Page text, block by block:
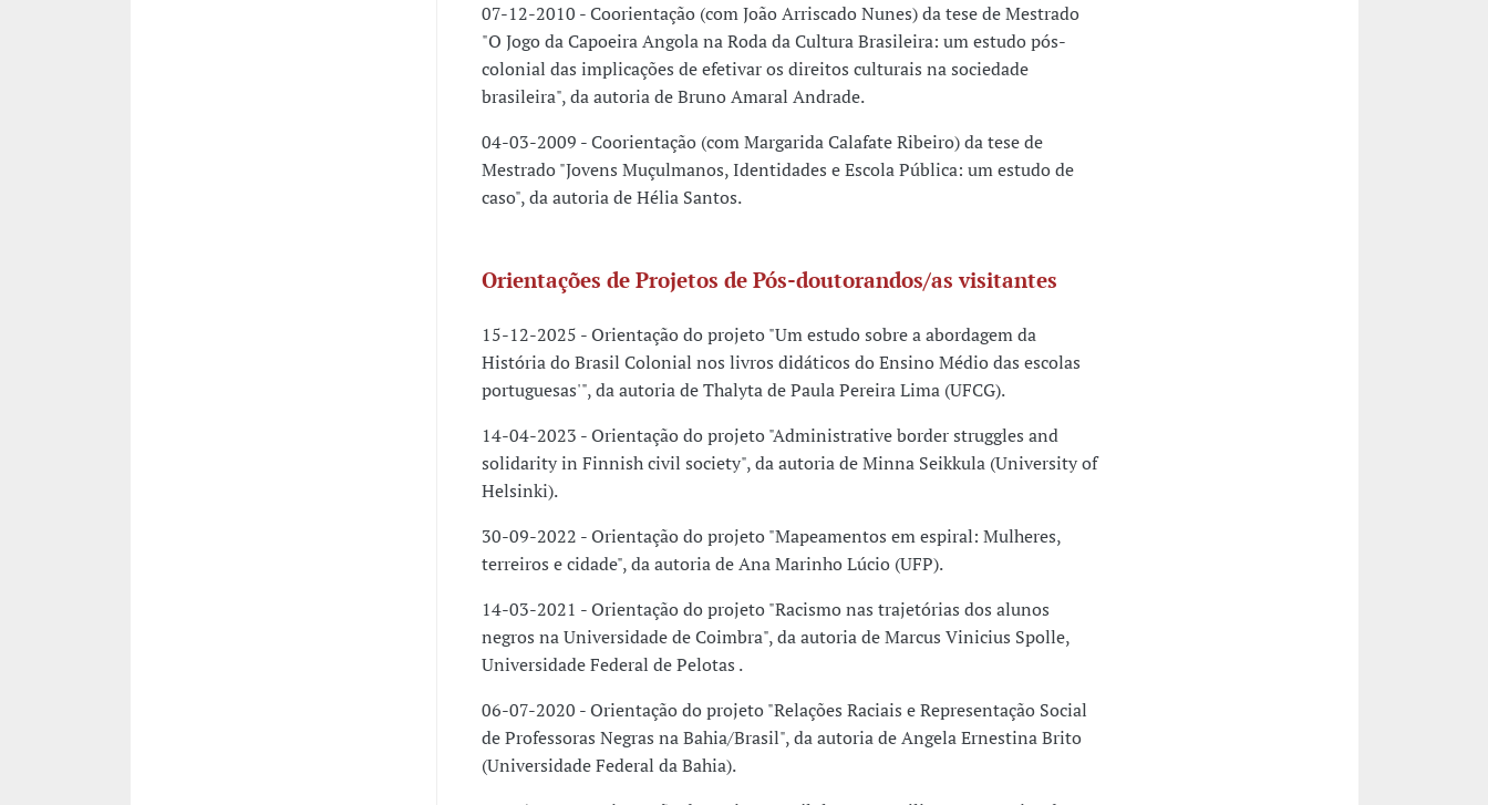
07-12-2010 - Coorientação (com João Arriscado Nunes) da tese de Mestrado
"O Jogo da Capoeira Angola na Roda da Cultura Brasileira: um estudo pós-
colonial das implicações de efetivar os direitos culturais na sociedade
brasileira", da autoria de Bruno Amaral Andrade.
04-03-2009 - Coorientação (com Margarida Calafate Ribeiro) da tese de
Mestrado "Jovens Muçulmanos, Identidades e Escola Pública: um estudo de
caso", da autoria de Hélia Santos.
Orientações de Projetos de Pós-doutorandos/as visitantes
15-12-2025 - Orientação do projeto "Um estudo sobre a abordagem da
História do Brasil Colonial nos livros didáticos do Ensino Médio das escolas
portuguesas'", da autoria de Thalyta de Paula Pereira Lima (UFCG).
14-04-2023 - Orientação do projeto "Administrative border struggles and
solidarity in Finnish civil society", da autoria de Minna Seikkula (University of
Helsinki).
30-09-2022 - Orientação do projeto "Mapeamentos em espiral: Mulheres,
terreiros e cidade", da autoria de Ana Marinho Lúcio (UFP).
14-03-2021 - Orientação do projeto "Racismo nas trajetórias dos alunos
negros na Universidade de Coimbra", da autoria de Marcus Vinicius Spolle,
Universidade Federal de Pelotas .
06-07-2020 - Orientação do projeto "Relações Raciais e Representação Social
de Professoras Negras na Bahia/Brasil", da autoria de Angela Ernestina Brito
(Universidade Federal da Bahia).